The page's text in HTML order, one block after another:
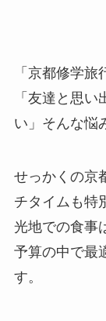
「京都修学旅
「友達と思
い」そんな悩
せっかくの京
チタイムも特
光地での食事
予算の中で最
す。